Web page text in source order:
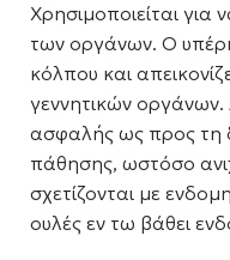
Χρησιμοποιείται για
των οργάνων. Ο
κόλπου και
γεννητικών οργάνων.
ασφαλής ως προς τη
πάθησης, ωστόσο
σχετίζονται με
ουλές εν τω βάθει